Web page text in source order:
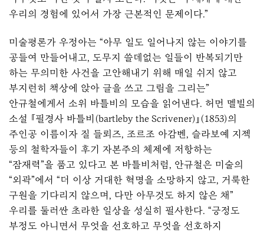
우리의 경험에 있어서 가장 근본적인 문제이다.”
미술평론가 우정아는 “아무 일도 일어나지 않는 이야기를
공들여 만들어내고, 도무지 쓸데없는 일들이 반복되기만
하는 무의미한 사건을 고안해내기 위해 매일 쉬지 않고
부지런히 책상에 앉아 글을 쓰고 그림을 그리는”
안규철에게서 소위 바틀비의 모습을 읽어낸다. 허먼 멜빌의
소설 『필경사 바틀비(bartleby the Scrivener)』(1853)의
주인공 이름이자 질 들뢰즈, 조르조 아감벤, 슬라보예 지젝
등의 철학자들이 후기 자본주의 체제에 저항하는
“잠재력”을 품고 있다고 본 바틀비처럼, 안규철은 미술의
“외곽”에서 “더 이상 거대한 혁명을 소망하지 않고, 거룩한
구원을 기다리지 않으며, 다만 아무것도 하지 않은 채”
우리를 둘러싼 초라한 일상을 성실히 필사한다. “긍정도
부정도 아니면서 무엇을 선호하고 무엇을 선호하지